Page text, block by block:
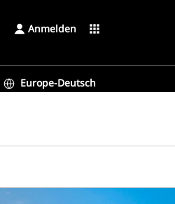
Anmelden apps
Europe-Deutsch